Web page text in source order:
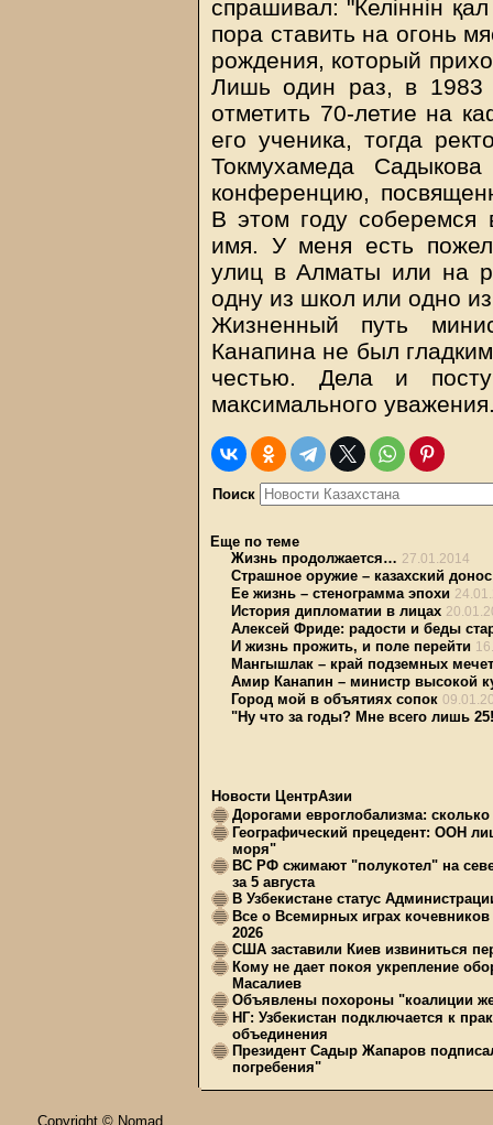
спрашивал: "Келiннiн
пора ставить на огонь
рождения, который
Лишь один раз, в 1983
отметить 70-летие на
его ученика, тогда
Токмухамеда
конференцию,
В этом году соберемся
имя. У меня есть
улиц в Алматы или на
одну из школ или одно
Жизненный путь
Канапина не был
честью. Дела и
максимального
Поиск
Еще по теме
Жизнь продолжается… 27.01.2014
Страшное оружие – казахский
Ее жизнь – стенограмма эпохи
История дипломатии в лицах
Алексей Фриде: радости и беды
И жизнь прожить, и поле перейти
Мангышлак – край подземных
Амир Канапин – министр высокой
Город мой в объятиях сопок
"Ну что за годы? Мне всего лишь
Новости ЦентрАзии
Дорогами евроглобализма:
Географический прецедент: ООН
моря"
ВС РФ сжимают "полукотел" на
за 5 августа
В Узбекистане статус
Все о Всемирных играх
2026
США заставили Киев извиниться
Кому не дает покоя укрепление
Масалиев
Объявлены похороны "коалиции
НГ: Узбекистан подключается к
объединения
Президент Садыр Жапаров
погребения"
Copyright © Nomad